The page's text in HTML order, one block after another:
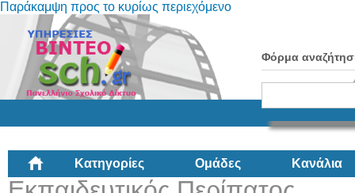
Παράκαμψη προς το κυρίως περιεχόμενο
Φόρμα
Κατηγορίες Ομάδες Κανάλια